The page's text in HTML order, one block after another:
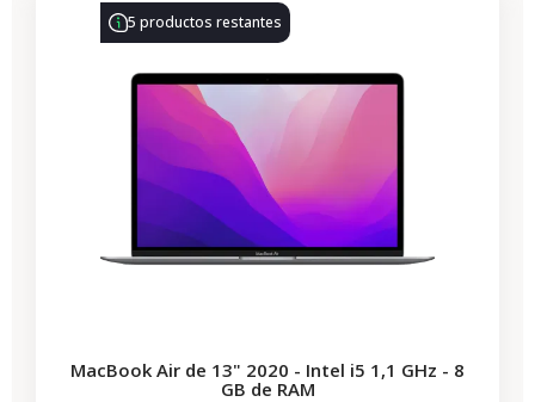
5 productos restantes
MacBook Air de 13" 2020 - Intel i5 1,1 GHz - 8
GB de RAM